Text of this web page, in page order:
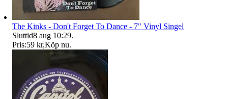
The Kinks - Don't Forget To Dance - 7" Vinyl Singel
Sluttid8 aug 10:29.
Pris:59 kr,Köp nu.